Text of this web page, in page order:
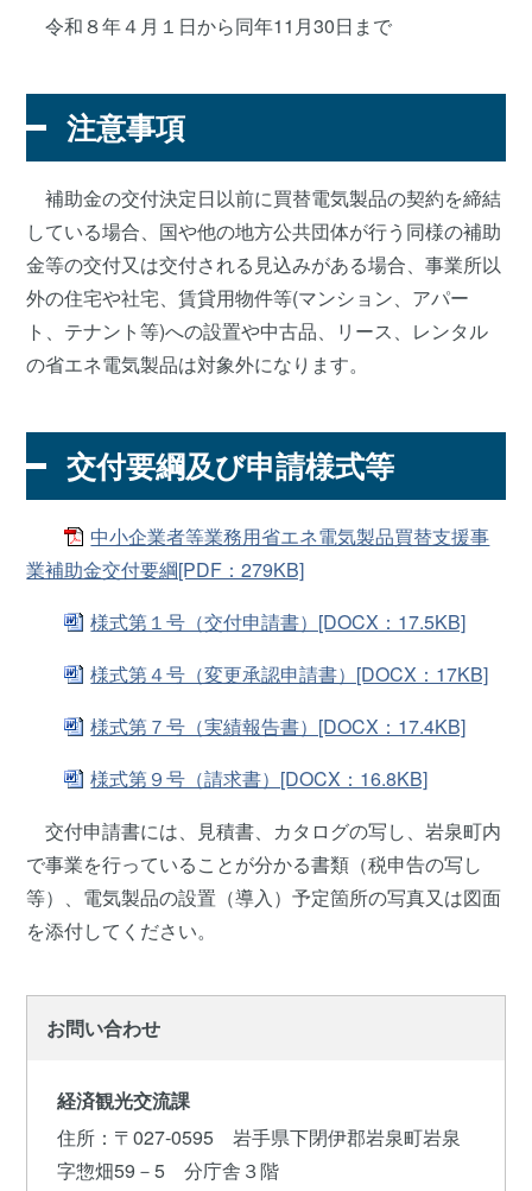
令和８年４月１日から同年11月30日まで
注意事項
補助金の交付決定日以前に買替電気製品の契約を締結
している場合、国や他の地方公共団体が行う同様の補助
金等の交付又は交付される見込みがある場合、事業所以
外の住宅や社宅、賃貸用物件等(マンション、アパー
ト、テナント等)への設置や中古品、リース、レンタル
の省エネ電気製品は対象外になります。
交付要綱及び申請様式等
中小企業者等業務用省エネ電気製品買替支援事
業補助金交付要綱[PDF：279KB]
様式第１号（交付申請書）[DOCX：17.5KB]
様式第４号（変更承認申請書）[DOCX：17KB]
様式第７号（実績報告書）[DOCX：17.4KB]
様式第９号（請求書）[DOCX：16.8KB]
交付申請書には、見積書、カタログの写し、岩泉町内
で事業を行っていることが分かる書類（税申告の写し
等）、電気製品の設置（導入）予定箇所の写真又は図面
を添付してください。
お問い合わせ
経済観光交流課
住所 ：〒027-0595 岩手県下閉伊郡岩泉町岩泉
字惣畑59－5 分庁舎３階